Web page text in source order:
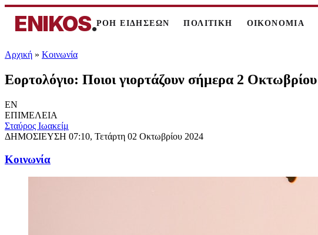
ENIKOS.ΡΟΗ ΕΙΔΗΣΕΩΝ ΠΟΛΙΤΙΚΗ ΟΙΚΟΝΟΜΙΑ
Αρχική » Κοινωνία
Εορτολόγιο: Ποιοι γιορτάζουν σήμερα 2 Οκτωβρίου
EN
ΕΠΙΜΕΛΕΙΑ
Σταύρος Ιωακείμ
ΔΗΜΟΣΙΕΥΣΗ 07:10, Τετάρτη 02 Οκτωβρίου 2024
Κοινωνία